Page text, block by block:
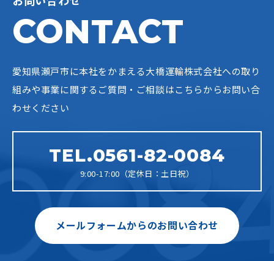
CONTACT
愛知県瀬戸市に本社をかまえる大橋運輸株式会社への取り
組みや事業に関するご質問・ご相談はこちらからお問い合
わせください
TEL.0561-82-0084
9:00-17:00（定休日：土日祝）
メールフォームからのお問い合わせ